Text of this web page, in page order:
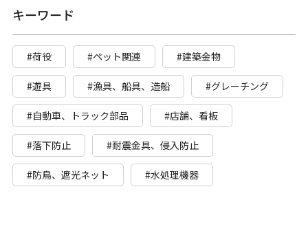
キーワード
#荷役 #ペット関連 #建築金物
#遊具 #漁具、船具、造船 #グレーチング
#自動車、トラック部品 #店舗、看板
#落下防止 #耐震金具、侵入防止
#防鳥、遮光ネット #水処理機器